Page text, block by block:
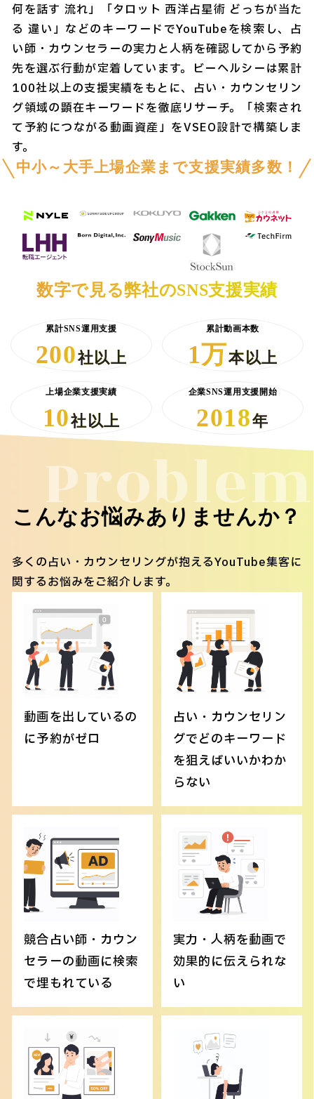
何を話す 流れ」「タロット 西洋占星術 どっちが当た
る 違い」などのキーワードでYouTubeを検索し、占
い師・カウンセラーの実力と人柄を確認してから予約
先を選ぶ行動が定着しています。ビーヘルシーは累計
100社以上の支援実績をもとに、占い・カウンセリン
グ領域の顕在キーワードを徹底リサーチ。「検索され
て予約につながる動画資産」をVSEO設計で構築しま
す。
中小～大手上場企業まで支援実績多数！
数字で見る弊社のSNS支援実績
累計SNS運用支援
200社以上
累計動画本数
1万本以上
上場企業支援実績
10社以上
企業SNS運用支援開始
2018年
Problem
こんなお悩みありませんか？
多くの占い・カウンセリングが抱えるYouTube集客に
関するお悩みをご紹介します。
動画を出しているの
に予約がゼロ
占い・カウンセリン
グでどのキーワード
を狙えばいいかわか
らない
競合占い師・カウン
セラーの動画に検索
で埋もれている
実力・人柄を動画で
効果的に伝えられな
い